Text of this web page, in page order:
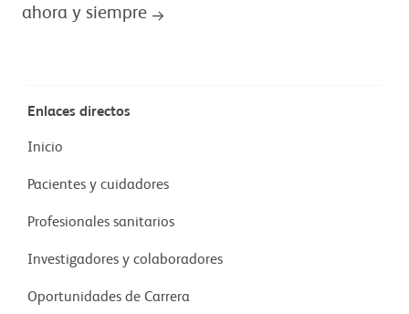
ahora y siempre
Enlaces directos
Inicio
Pacientes y cuidadores
Profesionales sanitarios
Investigadores y colaboradores
Oportunidades de Carrera